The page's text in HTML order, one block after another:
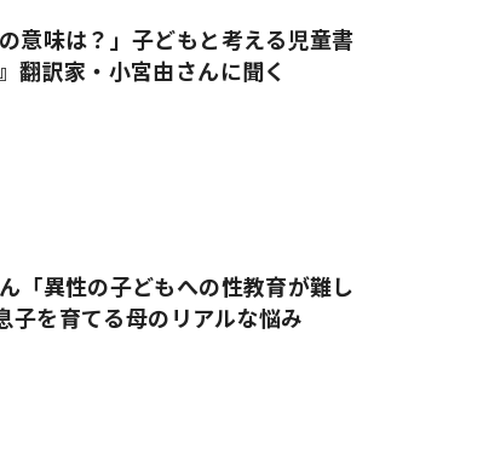
意味は？」子どもと考える児童書
翻訳家・小宮由さんに聞く
「異性の子どもへの性教育が難し
子を育てる母のリアルな悩み